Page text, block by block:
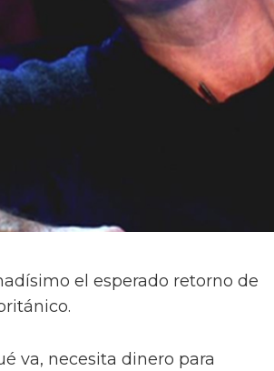
el esperado retorno de
va, necesita dinero para